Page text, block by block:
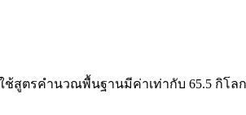
สูตรคำนวณพื้นฐานมีค่าเท่ากับ 65.5 กิโล